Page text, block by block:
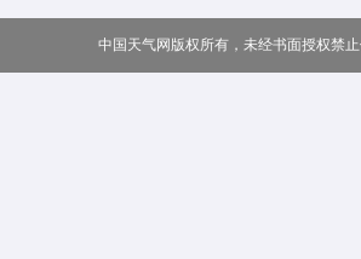
中国天气网版权所有，未经书面授权